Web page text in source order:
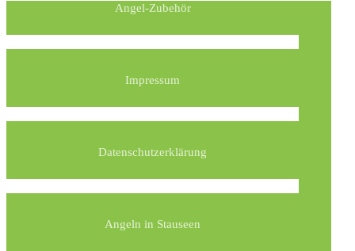
Angel-Zubehör
Impressum
Datenschutzerklärung
Angeln in Stauseen